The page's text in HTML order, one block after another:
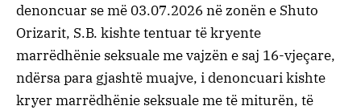
denoncuar se më 03.07.2026 në zonën e Shuto
Orizarit, S.B. kishte tentuar të kryente
marrëdhënie seksuale me vajzën e saj 16-vjeçare,
ndërsa para gjashtë muajve, i denoncuari kishte
kryer marrëdhënie seksuale me të miturën, të